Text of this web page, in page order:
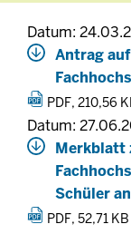
Datum:
Antrag
PDF, 210,56
Datum:
Merkblatt
Schüler
PDF, 52,71 KB